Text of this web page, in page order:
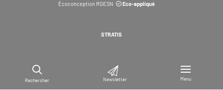
Rechercher Newsletter Menu
Écoconception RGESN
Eco-appliqué
STRATIS